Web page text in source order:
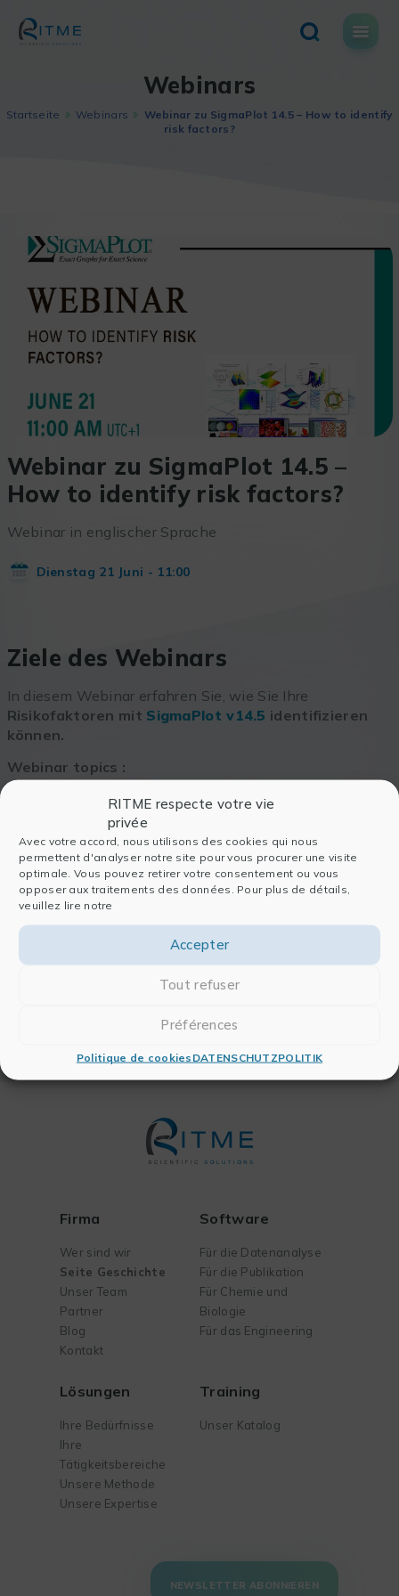
RITME respecte votre vie
privée
Avec votre accord, nous utilisons des cookies qui nous
permettent d'analyser notre site pour vous procurer une visite
optimale. Vous pouvez retirer votre consentement ou vous
opposer aux traitements des données. Pour plus de détails,
veuillez lire notre
Accepter
Tout refuser
Préférences
Politique de cookies DATENSCHUTZPOLITIK
content
Webinars
Startseite Webinars
Webinar zu SigmaPlot 14.5 – How to identify
risk factors?
Webinar zu SigmaPlot 14.5 –
How to identify risk factors?
Webinar in englischer Sprache
Dienstag 21 Juni - 11:00
Ziele des Webinars
In diesem Webinar erfahren Sie, wie Sie Ihre
Risikofaktoren mit SigmaPlot v14.5 identifizieren
können.
Webinar topics :
(Binary) logistic regression
Forrest plots
Speaker
Firma
Wer sind wir
Seite Geschichte
Unser Team
Partner
Blog
Kontakt
Software
Für die Datenanalyse
Für die Publikation
Für Chemie und
Biologie
Für das Engineering
Lösungen
Ihre Bedürfnisse
Ihre
Tätigkeitsbereiche
Unsere Methode
Unsere Expertise
Training
Unser Katalog
NEWSLETTER ABONNIEREN